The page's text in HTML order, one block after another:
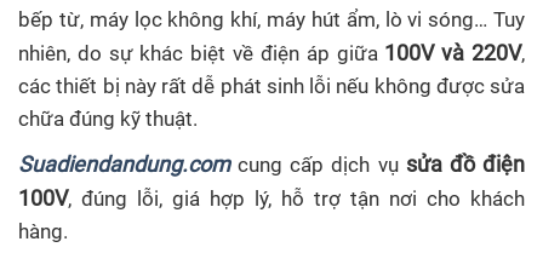
bếp từ, máy lọc không khí, máy hút ẩm, lò vi sóng… Tuy
nhiên, do sự khác biệt về điện áp giữa 100V và 220V,
các thiết bị này rất dễ phát sinh lỗi nếu không được sửa
chữa đúng kỹ thuật.
Suadiendandung.comcung cấp dịch vụ sửa đồ điện
100V, đúng lỗi, giá hợp lý, hỗ trợ tận nơi cho khách
hàng.